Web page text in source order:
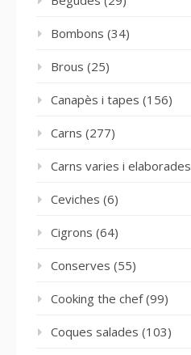
Bombons (34)
Brous (25)
Canapès i tapes (156)
Carns (277)
Carns varies i elaborades
Ceviches (6)
Cigrons (64)
Conserves (55)
Cooking the chef(99)
Coques salades (103)